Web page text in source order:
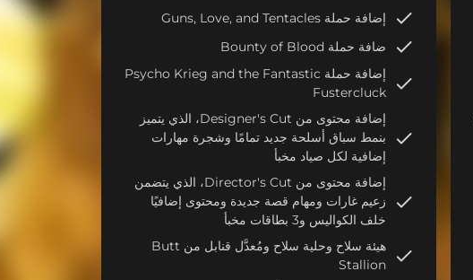
إضافة حملة Guns, Love, and Tentacles
ضافة حملة Bounty of Blood
إضافة حملة Psycho Krieg and the Fantastic
Fustercluck
إضافة محتوى من Designer's Cut، الذي يتميز
بنمط سباق أسلحة جديد تمامًا وشجرة مهارات
إضافية لكل صياد مخبأ
إضافة محتوى من Director's Cut، الذي يتضمن
زعيم غارات ومهام قصة جديدة ومحتوى إضافيًا
خلف الكواليس و3 بطاقات مخبأ
هيئة سلاح وحلية سلاح ومُعدَّل قنابل من Butt
Stallion